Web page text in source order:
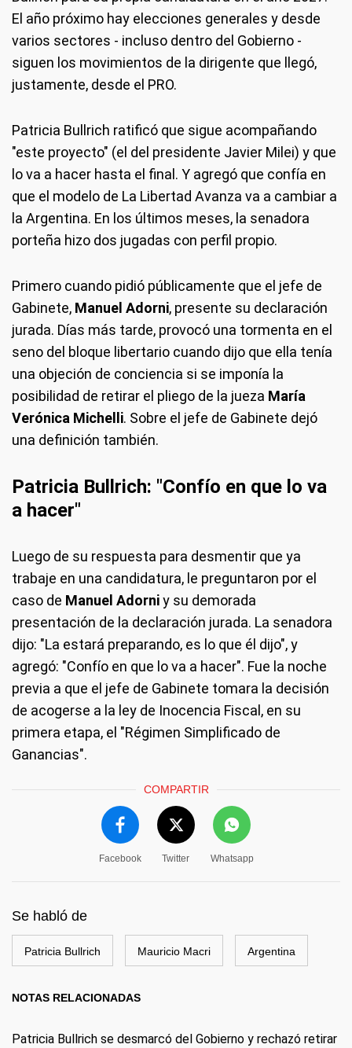
El año próximo hay elecciones generales y desde
varios sectores - incluso dentro del Gobierno -
siguen los movimientos de la dirigente que llegó,
justamente, desde el PRO.
Patricia Bullrich ratificó que sigue acompañando
"este proyecto" (el del presidente Javier Milei) y que
lo va a hacer hasta el final. Y agregó que confía en
que el modelo de La Libertad Avanza va a cambiar a
la Argentina. En los últimos meses, la senadora
porteña hizo dos jugadas con perfil propio.
Primero cuando pidió públicamente que el jefe de
Gabinete, Manuel Adorni, presente su declaración
jurada. Días más tarde, provocó una tormenta en el
seno del bloque libertario cuando dijo que ella tenía
una objeción de conciencia si se imponía la
posibilidad de retirar el pliego de la jueza María
Verónica Michelli. Sobre el jefe de Gabinete dejó
una definición también.
Patricia Bullrich: "Confío en que lo va
a hacer"
Luego de su respuesta para desmentir que ya
trabaje en una candidatura, le preguntaron por el
caso de Manuel Adorniy su demorada
presentación de la declaración jurada. La senadora
dijo: "La estará preparando, es lo que él dijo", y
agregó: "Confío en que lo va a hacer". Fue la noche
previa a que el jefe de Gabinete tomara la decisión
de acogerse a la ley de Inocencia Fiscal, en su
primera etapa, el "Régimen Simplificado de
Ganancias".
COMPARTIR
Facebook Twitter Whatsapp
Se habló de
Patricia Bullrich Mauricio Macri Argentina
NOTAS RELACIONADAS
Patricia Bullrich se desmarcó del Gobierno y rechazó retirar